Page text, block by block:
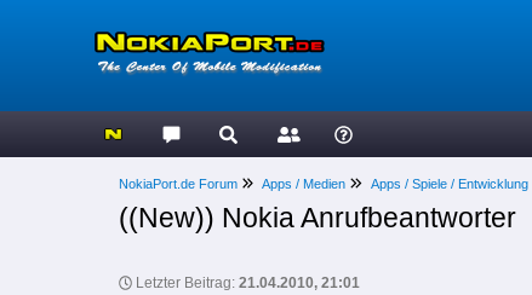
NokiaPort.de Forum Apps / Medien Apps / Spiele / Entwicklung
((New)) Nokia Anrufbeantworter
Letzter Beitrag:21.04.2010, 21:01